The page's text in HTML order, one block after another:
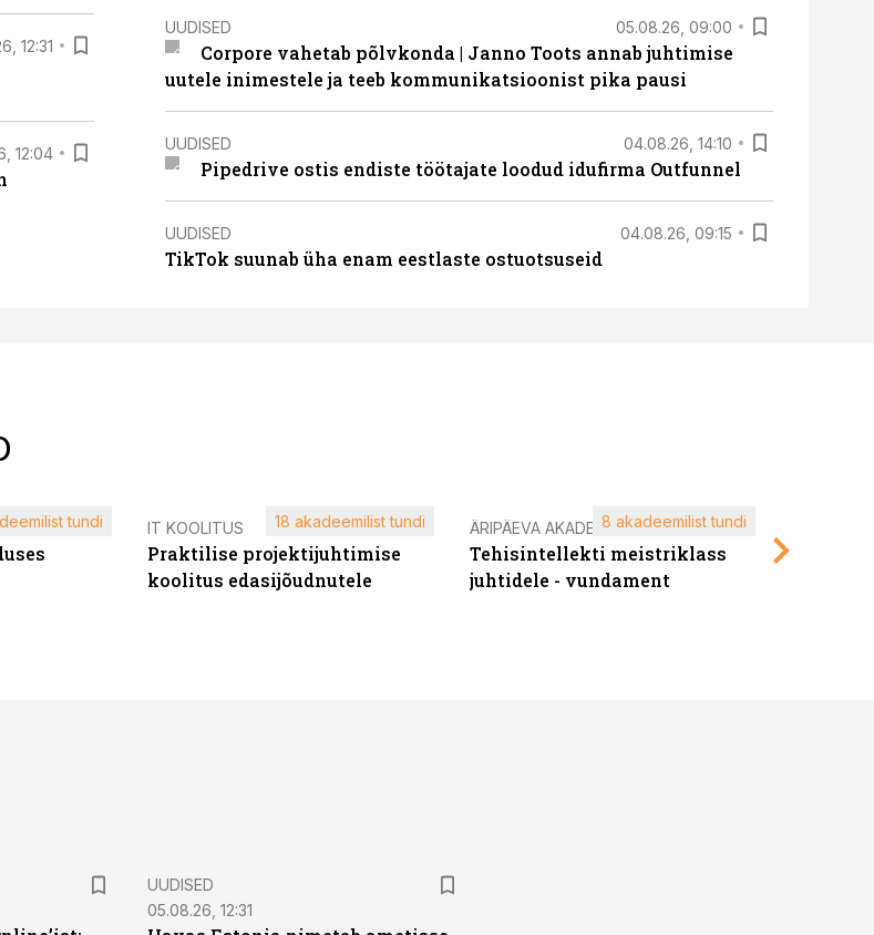
12:31
12:04
UUDISED 05.08.26, 09:00
Corpore vahetab põlvkonda | Janno Toots annab juhtimise
uutele inimestele ja teeb kommunikatsioonist pika pausi
UUDISED 04.08.26, 14:10
Pipedrive ostis endiste töötajate loodud idufirma Outfunnel
UUDISED 04.08.26, 09:15
TikTok suunab üha enam eestlaste ostuotsuseid
tundi IT KOOLITUS
Praktilise projektijuhtimise
koolitus edasijõudnutele
18 akadeemilist tundi ÄRIPÄEVA AKADEEMIA
Tehisintellekti meistriklass
juhtidele - vundament
8 akadeemilist tundi
UUDISED
05.08.26, 12:31